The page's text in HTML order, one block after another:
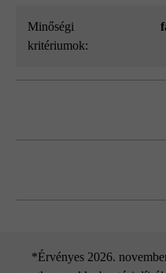
Minőségi
kritériumok:
*Érvényes 2026.